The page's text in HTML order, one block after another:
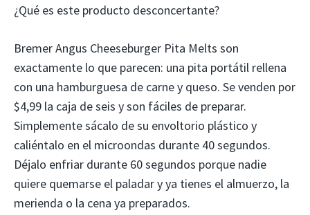
¿Qué es este producto desconcertante?
Bremer Angus Cheeseburger Pita Melts son
exactamente lo que parecen: una pita portátil rellena
con una hamburguesa de carne y queso. Se venden por
$4,99 la caja de seis y son fáciles de preparar.
Simplemente sácalo de su envoltorio plástico y
caliéntalo en el microondas durante 40 segundos.
Déjalo enfriar durante 60 segundos porque nadie
quiere quemarse el paladar y ya tienes el almuerzo, la
merienda o la cena ya preparados.